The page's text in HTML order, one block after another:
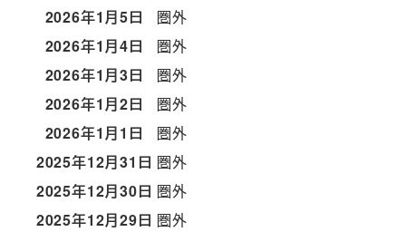
2026年1月5日
圏外
2026年1月4日
圏外
2026年1月3日
圏外
2026年1月2日
圏外
2026年1月1日
圏外
2025年12月31日 圏外
2025年12月30日 圏外
2025年12月29日 圏外